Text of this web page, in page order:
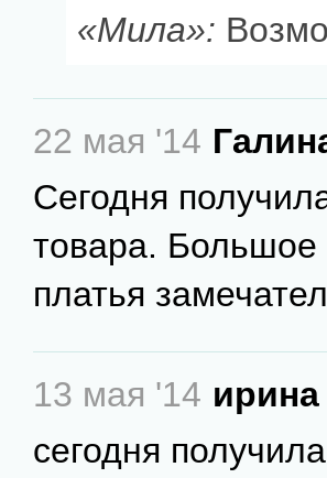
«Мила»:
22 мая '14
Сегодня
товара. Большое
платья
13 мая '14 ирина
сегодня